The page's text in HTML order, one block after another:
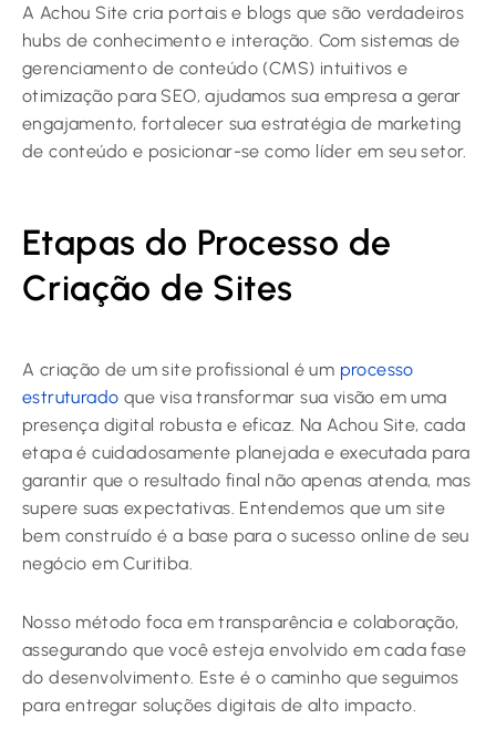
A Achou Site cria portais e blogs que são verdadeiros
hubs de conhecimento e interação. Com sistemas de
gerenciamento de conteúdo (CMS) intuitivos e
otimização para SEO, ajudamos sua empresa a gerar
engajamento, fortalecer sua estratégia de marketing
de conteúdo e posicionar-se como líder em seu setor.
Etapas do Processo de
Criação de Sites
A criação de um site profissional é um processo
estruturado que visa transformar sua visão em uma
presença digital robusta e eficaz. Na Achou Site, cada
etapa é cuidadosamente planejada e executada para
garantir que o resultado final não apenas atenda, mas
supere suas expectativas. Entendemos que um site
bem construído é a base para o sucesso online de seu
negócio em Curitiba.
Nosso método foca em transparência e colaboração,
assegurando que você esteja envolvido em cada fase
do desenvolvimento. Este é o caminho que seguimos
para entregar soluções digitais de alto impacto.